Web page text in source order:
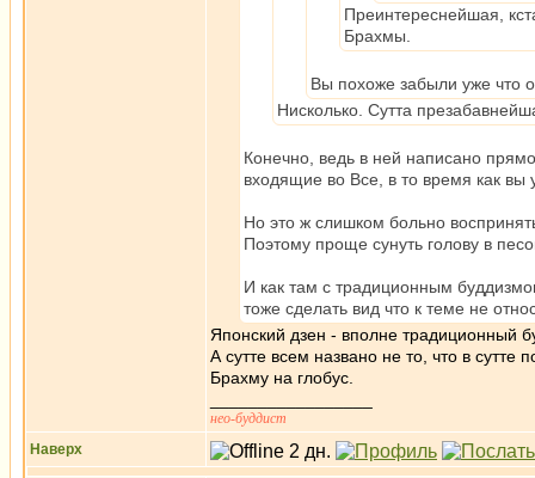
Преинтереснейшая,
Брахмы.
Вы похоже забыли уже что
Нисколько. Сутта
Конечно, ведь в ней написано
входящие во Все, в то время как вы
Но это ж слишком больно
Поэтому проще сунуть голову в
И как там с традиционным
тоже сделать вид что к теме не
Японский дзен - вполне традиционный
А сутте всем названо не то, что в
Брахму на глобус.
нео-буддист
Наверх